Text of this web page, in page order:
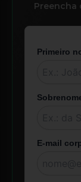
Preencha
Primeiro
E-mail